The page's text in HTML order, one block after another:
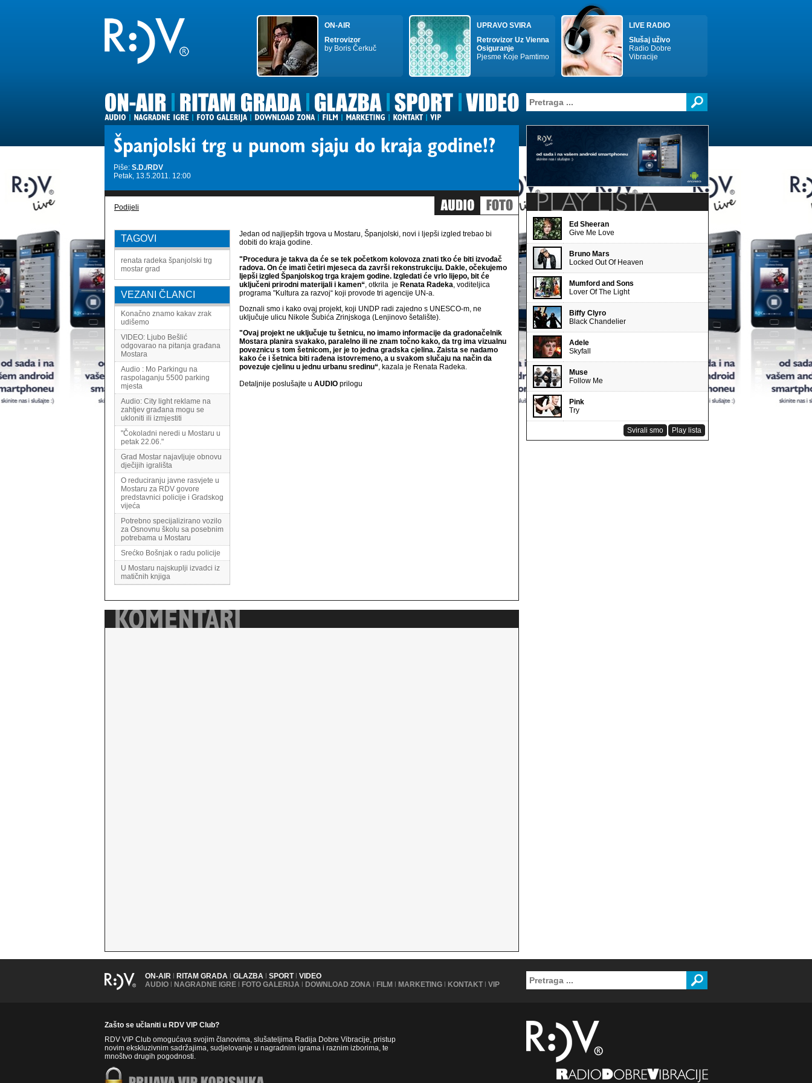
ON-AIR
Retrovizor
by Boris Čerkuč
UPRAVO SVIRA
Retrovizor Uz Vienna
Osiguranje
Pjesme Koje Pamtimo
LIVE RADIO
Slušaj uživo
Radio Dobre
Vibracije
Piše: S.D./RDV
Petak, 13.5.2011. 12:00
Podijeli
TAGOVI
renata radeka španjolski trg
mostar grad
VEZANI ČLANCI
Konačno znamo kakav zrak
udišemo
VIDEO: Ljubo Bešlić
odgovarao na pitanja građana
Mostara
Audio : Mo Parkingu na
raspolaganju 5500 parking
mjesta
Audio: City light reklame na
zahtjev građana mogu se
ukloniti ili izmjestiti
"Čokoladni neredi u Mostaru u
petak 22.06."
Grad Mostar najavljuje obnovu
dječijih igrališta
O reduciranju javne rasvjete u
Mostaru za RDV govore
predstavnici policije i Gradskog
vijeća
Potrebno specijalizirano vozilo
za Osnovnu školu sa posebnim
potrebama u Mostaru
Srećko Bošnjak o radu policije
U Mostaru najskuplji izvadci iz
matičnih knjiga
Jedan od najljepših trgova u Mostaru, Španjolski, novi i ljepši izgled trebao bi
dobiti do kraja godine.
"Procedura je takva da će se tek početkom kolovoza znati tko će biti izvođač
radova. On će imati četiri mjeseca da završi rekonstrukciju. Dakle, očekujemo
ljepši izgled Španjolskog trga krajem godine. Izgledati će vrlo lijepo, bit će
uključeni prirodni materijali i kamen“, otkrila je Renata Radeka, voditeljica
programa "Kultura za razvoj“ koji provode tri agencije UN-a.
Doznali smo i kako ovaj projekt, koji UNDP radi zajedno s UNESCO-m, ne
uključuje ulicu Nikole Šubića Zrinjskoga (Lenjinovo šetalište).
"Ovaj projekt ne uključuje tu šetnicu, no imamo informacije da gradonačelnik
Mostara planira svakako, paralelno ili ne znam točno kako, da trg ima vizualnu
poveznicu s tom šetnicom, jer je to jedna gradska cjelina. Zaista se nadamo
kako će i šetnica biti rađena istovremeno, a u svakom slučaju na način da
povezuje cjelinu u jednu urbanu sredinu“, kazala je Renata Radeka.
Detaljnije poslušajte u AUDIO prilogu
Ed Sheeran
Give Me Love
Bruno Mars
Locked Out Of Heaven
Mumford and Sons
Lover Of The Light
Biffy Clyro
Black Chandelier
Adele
Skyfall
Muse
Follow Me
Pink
Try
Play lista
Svirali smo
ON-AIR | RITAM GRADA | GLAZBA | SPORT | VIDEO
AUDIO | NAGRADNE IGRE | FOTO GALERIJA | DOWNLOAD ZONA | FILM | MARKETING | KONTAKT | VIP
Zašto se učlaniti u RDV VIP Club?
RDV VIP Club omogućava svojim članovima, slušateljima Radija Dobre Vibracije, pristup
novim ekskluzivnim sadržajima, sudjelovanje u nagradnim igrama i raznim izborima, te
mnoštvo drugih pogodnosti.